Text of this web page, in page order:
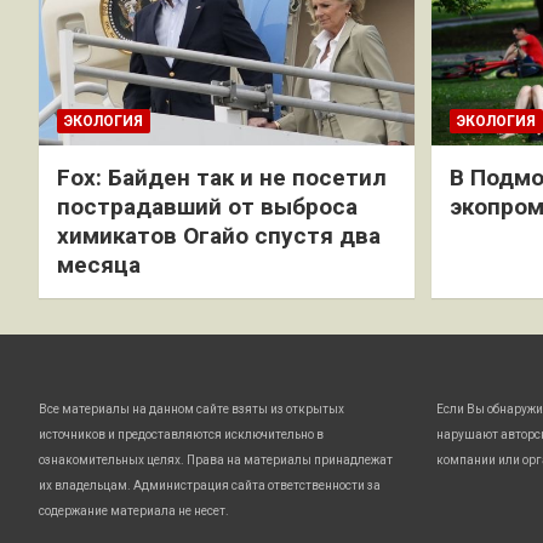
ЭКОЛОГИЯ
Fox: Байден так и не посетил
пострадавший от выброса
химикатов Огайо спустя два
месяца
ЭКОЛОГИЯ
В
Все материалы на данном сайте взяты из открытых
источников и предоставляются исключительно в
ознакомительных целях. Права на материалы принадлежат
их владельцам. Администрация сайта ответственности за
содержание материала не несет.
Если Вы
нарушают
компании или